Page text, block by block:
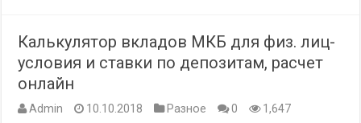
Калькулятор вкладов МКБ для физ. лиц-
условия и ставки по депозитам, расчет
онлайн
Admin 10.10.2018 Разное 0 1,647